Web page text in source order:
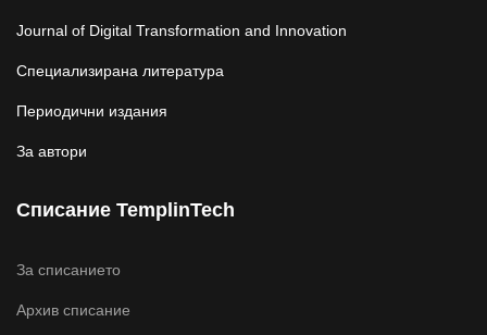
Journal of Digital Transformation and Innovation
Специализирана литература
Периодични издания
За автори
Списание TemplinTech
За списанието
Архив списание